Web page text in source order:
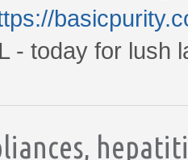
- today for lush